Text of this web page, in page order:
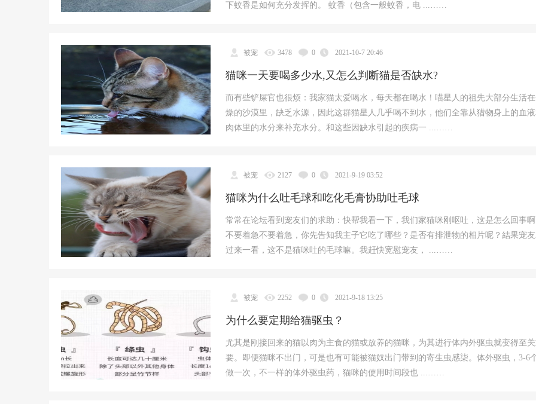
下蚊香是如何充分发挥的。 蚊香（包含一般蚊香，电 ...……
被宠 3478 0 2021-10-7 20:46
猫咪一天要喝多少水,又怎么判断猫是否缺水?
而有些铲屎官也很烦：我家猫太爱喝水，每天都在喝水！喵星人的祖先大部分生活
燥的沙漠里，缺乏水源，因此这群猫星人几乎喝不到水，他们全靠从猎物身上的血液
肉体里的水分来补充水分。和这些因缺水引起的疾病一 ...……
被宠 2127 0 2021-9-19 03:52
猫咪为什么吐毛球和吃化毛膏协助吐毛球
常常在论坛看到宠友们的求助：快帮我看一下，我们家猫咪刚呕吐，这是怎么回事啊
不要着急不要着急，你先告知我主子它吃了哪些？是否有排泄物的相片呢？結果宠
过来一看，这不是猫咪吐的毛球嘛。我赶快宽慰宠友， ...……
被宠 2252 0 2021-9-18 13:25
为什么要定期给猫驱虫？
尤其是刚接回来的猫以肉为主食的猫或放养的猫咪，为其进行体内外驱虫就变得至
要。即便猫咪不出门，可是也有可能被猫奴出门带到的寄生虫感柒。体外驱虫，3-6
做一次，不一样的体外驱虫药，猫咪的使用时间段也 ...……